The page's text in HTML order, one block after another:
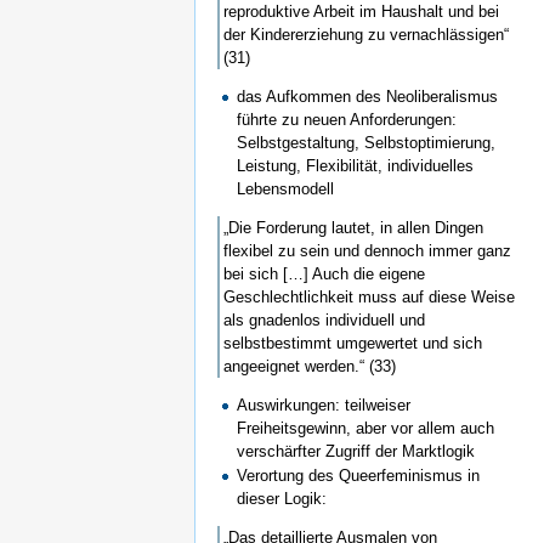
reproduktive Arbeit im Haushalt und bei
der Kindererziehung zu vernachlässigen“
(31)
das Aufkommen des Neoliberalismus
führte zu neuen Anforderungen:
Selbstgestaltung, Selbstoptimierung,
Leistung, Flexibilität, individuelles
Lebensmodell
„Die Forderung lautet, in allen Dingen
flexibel zu sein und dennoch immer ganz
bei sich […] Auch die eigene
Geschlechtlichkeit muss auf diese Weise
als gnadenlos individuell und
selbstbestimmt umgewertet und sich
angeeignet werden.“ (33)
Auswirkungen: teilweiser
Freiheitsgewinn, aber vor allem auch
verschärfter Zugriff der Marktlogik
Verortung des Queerfeminismus in
dieser Logik:
„Das detaillierte Ausmalen von